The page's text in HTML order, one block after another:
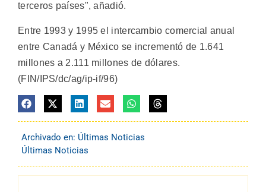
terceros países", añadió.
Entre 1993 y 1995 el intercambio comercial anual
entre Canadá y México se incrementó de 1.641
millones a 2.111 millones de dólares.
(FIN/IPS/dc/ag/ip-if/96)
Archivado en: Últimas Noticias
Últimas Noticias